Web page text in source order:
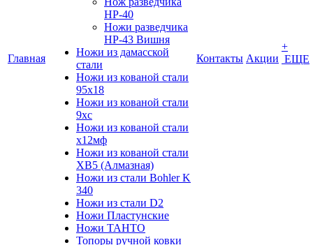
Главная
НР-40
Ножи разведчика
НР-43 Вишня
Ножи из дамасской
стали
Ножи из кованой стали
95х18
Ножи из кованой стали
9хс
Ножи из кованой стали
х12мф
Ножи из кованой стали
ХВ5 (Алмазная)
Ножи из стали Bohler K
340
Ножи из стали D2
Ножи Пластунские
Ножи ТАНТО
Топоры ручной ковки
Контакты Акции
+
ЕЩЕ